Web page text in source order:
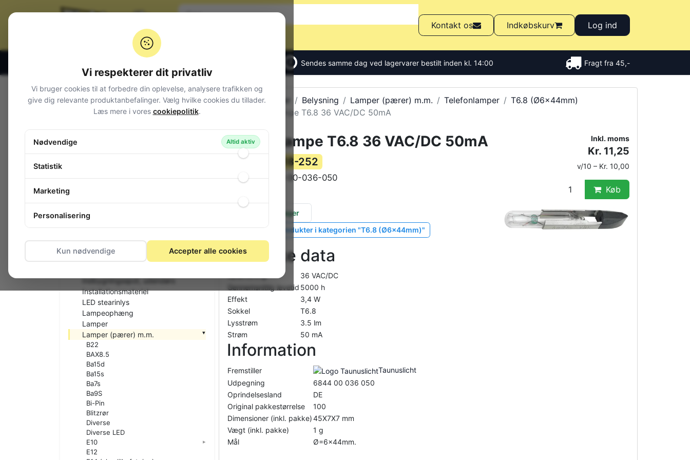
Kontakt os Indkøbskurv Log ind
Sendes samme dag ved lagervarer bestilt inden kl. 14:00 Fragt fra 45,-
Alle produkter Belysning Lamper (pærer) m.m. Telefonlamper
T6.8 (Ø6x44mm)
Telefonlampe T6.8 36 VAC/DC 50mA
Telefonlampe T6.8 36 VAC/DC 50mA
118-252
Varekode: 6844-00-036-050
på lager
Vis lignende produkter i kategorien "T6.8 (Ø6x44mm)"
Tekniske data
36 VAC/DC
Gennemsnitlig levetid 5000 h
Effekt
3,4 W
Sokkel
T6.8
Lysstrøm
3.5 lm
Strøm
50 mA
Information
Fremstiller
Taunuslicht
Udpegning
6844 00 036 050
Oprindelsesland
DE
Original pakkestørrelse
100
Dimensioner (inkl. pakke)45X7X7 mm
Vægt (inkl. pakke)
1 g
Mål
Ø=6x44mm.
Inkl. moms
Kr. 11,25
v/10 – Kr. 10,00
Køb
Varegrupper
Audio
Dekorations lys
Fatnings-adaptere
Indbygningsspot, udendørs
Installationsmateriel
LED stearinlys
Lampeophæng
Lamper
Lamper (pærer) m.m.
B22
BAX8.5
Ba15d
Ba15s
Ba7s
Ba9S
Bi-Pin
Blitzrør
Diverse
Diverse LED
E10
E12
Vi respekterer dit privatliv
Vi bruger cookies til at forbedre din oplevelse, analysere trafikken og
give dig relevante produktanbefalinger. Vælg hvilke cookies du tillader.
Læs mere i vores cookiepolitik.
Nødvendige Altid aktiv
Statistik
Marketing
Personalisering
Kun nødvendige Accepter alle cookies